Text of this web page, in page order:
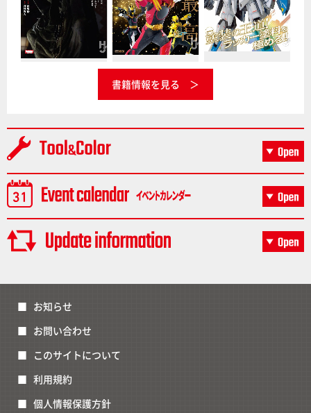
書籍情報を見る
お知らせ
お問い合わせ
このサイトについて
利用規約
個人情報保護方針